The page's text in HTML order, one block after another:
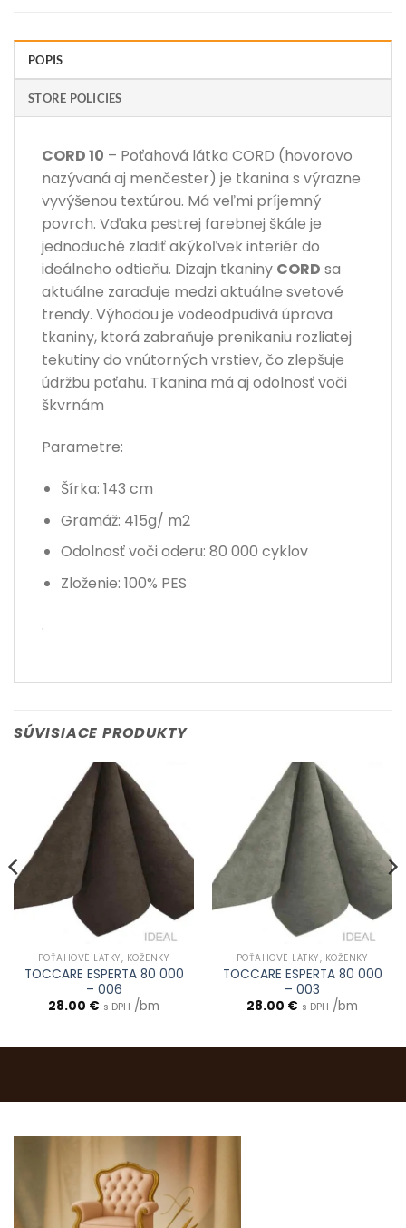
POPIS
STORE POLICIES
CORD 10 – Poťahová látka CORD (hovorovo
nazývaná aj menčester) je tkanina s výrazne
vyvýšenou textúrou. Má veľmi príjemný
povrch. Vďaka pestrej farebnej škále je
jednoduché zladiť akýkoľvek interiér do
ideálneho odtieňu. Dizajn tkaniny CORD sa
aktuálne zaraďuje medzi aktuálne svetové
trendy. Výhodou je vodeodpudivá úprava
tkaniny, ktorá zabraňuje prenikaniu rozliatej
tekutiny do vnútorných vrstiev, čo zlepšuje
údržbu poťahu. Tkanina má aj odolnosť voči
škvrnám
Parametre:
Šírka: 143 cm
Gramáž: 415g/ m2
Odolnosť voči oderu: 80 000 cyklov
Zloženie: 100% PES
.
SÚVISIACE PRODUKTY
POŤAHOVÉ LÁTKY, KOŽENKY
TOCCARE ESPERTA 80 000
– 006
28.00 € s DPH /bm
POŤAHOVÉ LÁTKY, KOŽENKY
TOCCARE ESPERTA 80 000
– 003
28.00 € s DPH /bm